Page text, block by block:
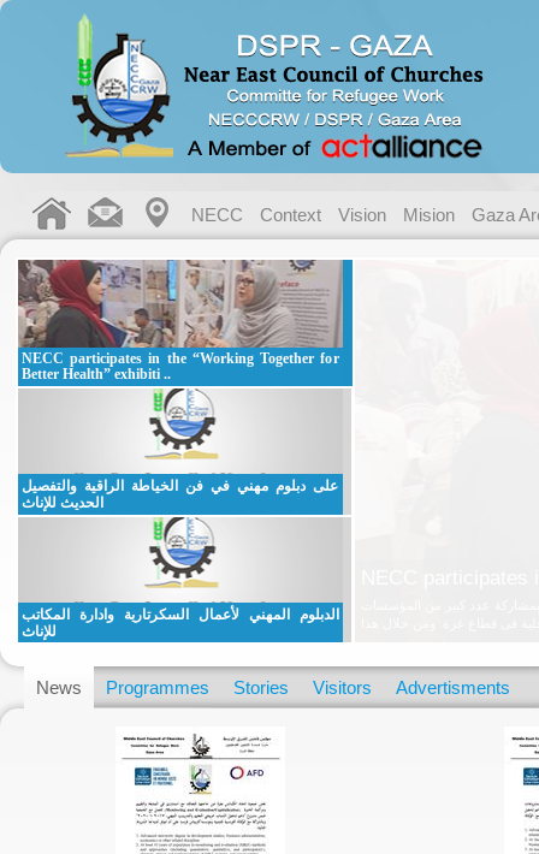
NECC Context Vision Mision Gaza
NECC participates in the “Working Together for
Better Health” exhibiti ..
على دبلوم مهني في فن الخياطة الراقية والتفصيل
الحديث للإناث
الدبلوم المهني لأعمال السكرتارية وادارة المكاتب
للإناث
News Programmes Stories Visitors Advertisments